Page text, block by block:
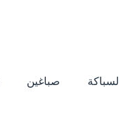
السباكة صباغين